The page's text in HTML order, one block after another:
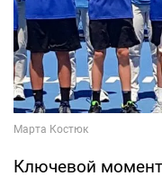
Ключевой